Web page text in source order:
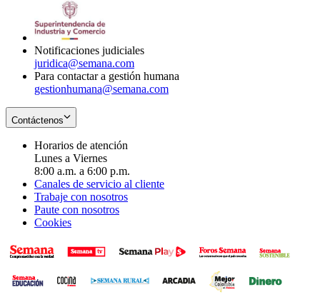
Notificaciones judiciales
juridica@semana.com
Para contactar a gestión humana
gestionhumana@semana.com
Contáctenos
Horarios de atención
Lunes a Viernes
8:00 a.m. a 6:00 p.m.
Canales de servicio al cliente
Trabaje con nosotros
Paute con nosotros
Cookies